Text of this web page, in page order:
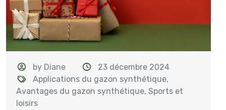
by Diane
23 décembre 2024
Applications du gazon synthétique,
Avantages du gazon synthétique, Sports et
loisirs